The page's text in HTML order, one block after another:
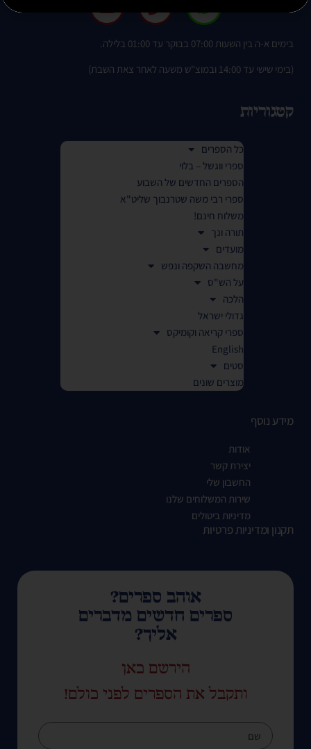
בימים א-ה בין השעות 07:00 בבוקר עד 01:00 בלילה.
(בימי שישי עד 14:00 ובמוצ"ש משעה לאחר צאת השבת)
קטגוריות
כל הספרים
ספרי ווגשל – בלוי
הספרים החדשים של השבוע
ספרי רבי משה שטרנבוך שליט"א
משלוח חינם!
תורה ונך
מועדים
מחשבה השקפה ונפש
על הש"ס
הלכה
גדולי ישראל
ספרי קריאה וקומיקס
English
סטים
מוצרים שונים
מידע נוסף
אודות
יצירת קשר
החשבון שלי
שירות המשלוחים שלנו
מדיניות ביטולים
תקנון ומדיניות פרטיות
אוהב ספרים?
ספרים חדשים מדברים
אליך?
הירשם כאן
ותקבל את הספרים לפני כולם!